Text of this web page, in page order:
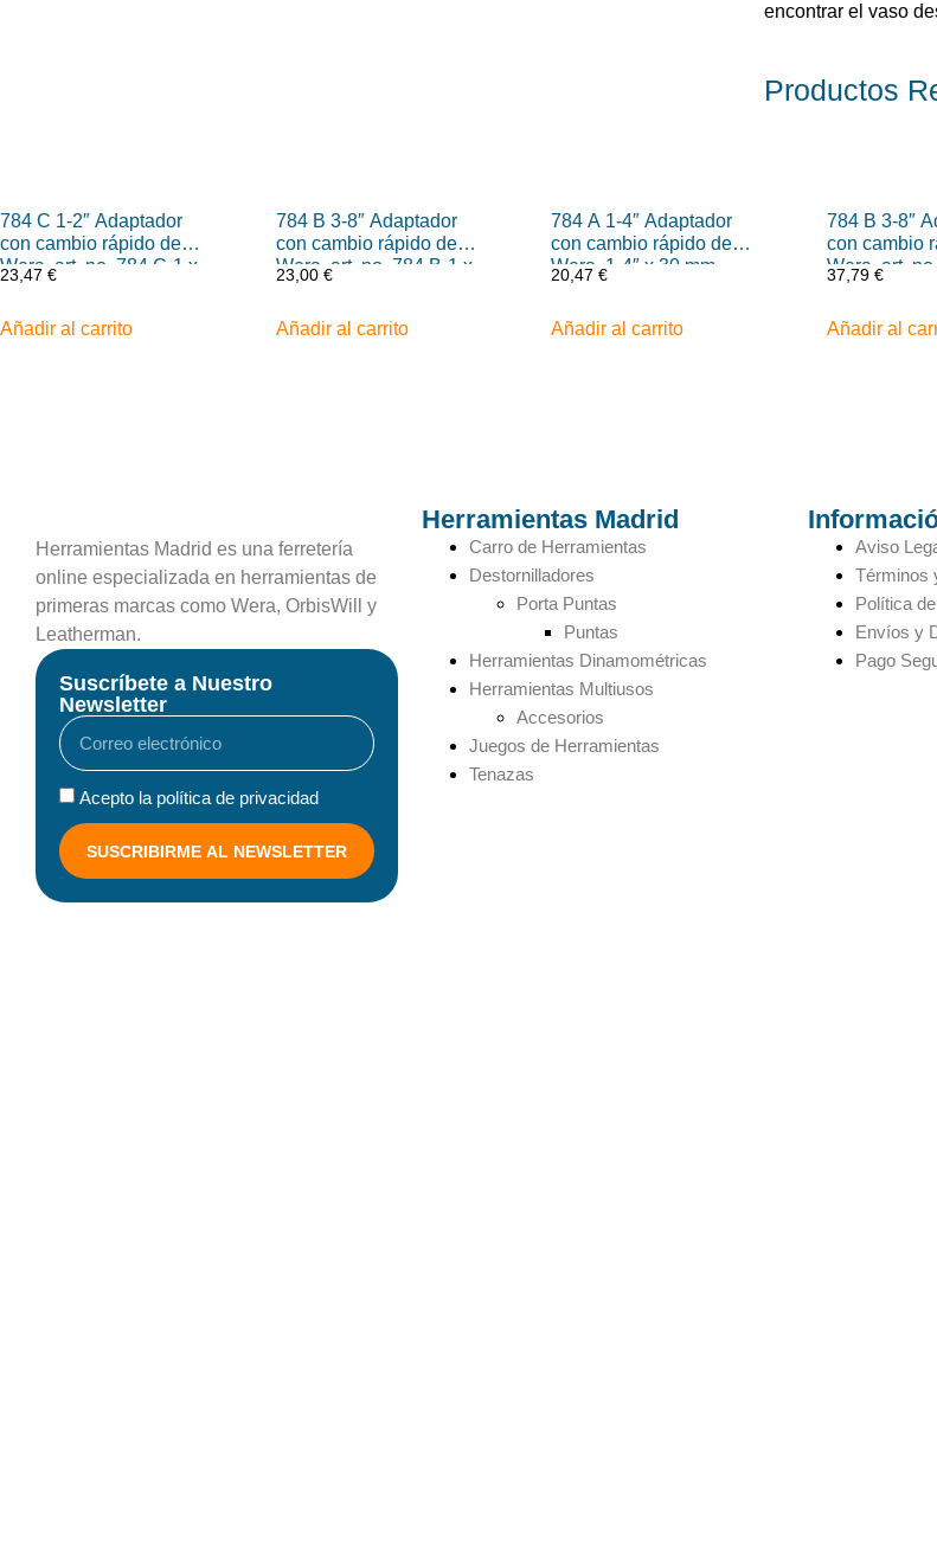
encontrar el vaso
Productos
784 C 1-2″ Adaptador
con cambio rápido de
Wera, art. no. 784 C-1 x
1-4″ x 50 mm
23,47 €
Añadir al carrito
784 B 3-8″ Adaptador
con cambio rápido de
Wera, art. no. 784 B-1 x
1-4″ x 43 mm
23,00 €
Añadir al carrito
784 A 1-4″ Adaptador
con cambio rápido de
Wera, 1-4″ x 30 mm
20,47 €
Añadir al carrito
784 B 3-8″
con cambio
Wera, art.
5-16″ x 50 mm
37,79 €
Añadir al
Herramientas Madrid es una ferretería
online especializada en herramientas de
primeras marcas como Wera, OrbisWill y
Leatherman.
Suscríbete a Nuestro
Newsletter
Acepto la política de privacidad
SUSCRIBIRME AL NEWSLETTER
Herramientas Madrid
Carro de Herramientas
Destornilladores
Porta Puntas
Puntas
Herramientas Dinamométricas
Herramientas Multiusos
Accesorios
Juegos de Herramientas
Tenazas
Aviso
Términos
Política
Envíos y
Pago